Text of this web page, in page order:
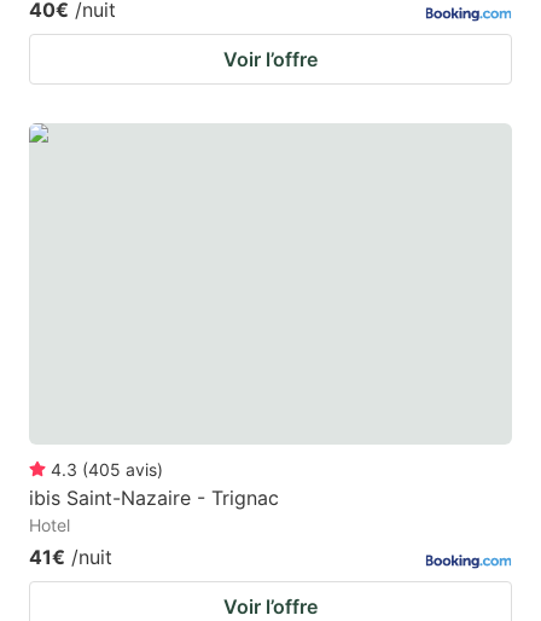
40€ /nuit
Voir l’offre
4.3 (405 avis)
ibis Saint-Nazaire - Trignac
Hotel
41€ /nuit
Voir l’offre